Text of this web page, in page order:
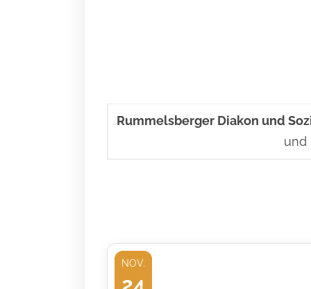
Rummelsberger Diakon und
und
NOV.